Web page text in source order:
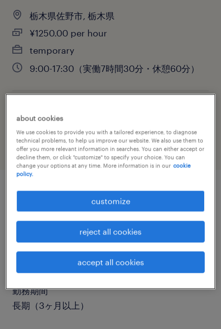
栃木県佐野市, 栃木県
¥1250.00 per hour
temporary
9:00-17:30（実働7時間30分・休憩60分）
job category
engineering
マシンオペレーター、検査、仕分け・ピッキン
勤務期間
長期（3ヶ月以上）
about cookies
We use cookies to provide you with a tailored experience, to diagnose
technical problems, to help us improve our website. We also use them to
offer you more relevant information in searches. You can either accept or
decline them, or click "customize" to specify your choice. You can
change your options at any time. More information is in our cookie
policy.
customize
reject all cookies
accept all cookies